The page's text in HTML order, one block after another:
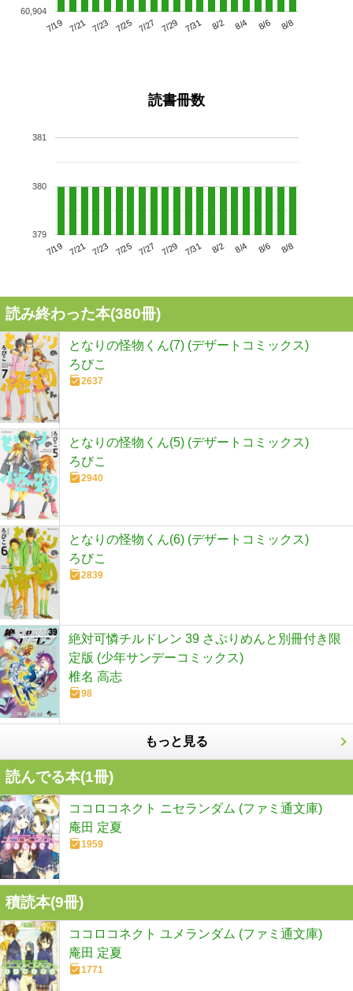
7/19 7/21 7/23 7/25 7/27 7/29 7/31 8/2 8/4 8/6 8/8
60,904
読書冊数
7/19 7/21 7/23 7/25 7/27 7/29 7/31 8/2 8/4 8/6 8/8
379
380
381
読み終わった本(380冊)
となりの怪物くん(7) (デザートコミックス)
ろびこ
2637
となりの怪物くん(5) (デザートコミックス)
ろびこ
2940
となりの怪物くん(6) (デザートコミックス)
ろびこ
2839
絶対可憐チルドレン 39 さぷりめんと別冊付き限
定版 (少年サンデーコミックス)
椎名 高志
98
もっと見る
読んでる本(1冊)
ココロコネクト ニセランダム (ファミ通文庫)
庵田 定夏
1959
積読本(9冊)
ココロコネクト ユメランダム (ファミ通文庫)
庵田 定夏
1771